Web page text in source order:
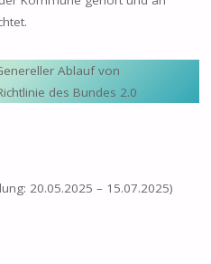
Ablauf von
des Bundes 2.0
20.05.2025 – 15.07.2025)